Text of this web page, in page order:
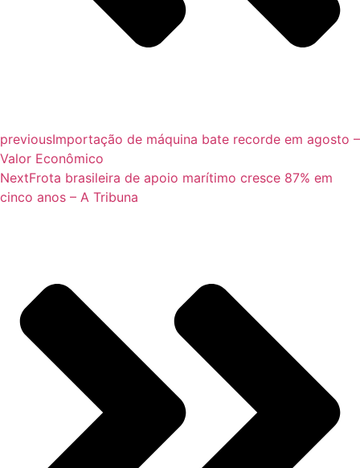
previousImportação de máquina bate recorde em agosto –
Valor Econômico
NextFrota brasileira de apoio marítimo cresce 87% em
cinco anos – A Tribuna